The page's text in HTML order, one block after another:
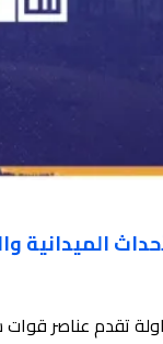
تقدم عناصر